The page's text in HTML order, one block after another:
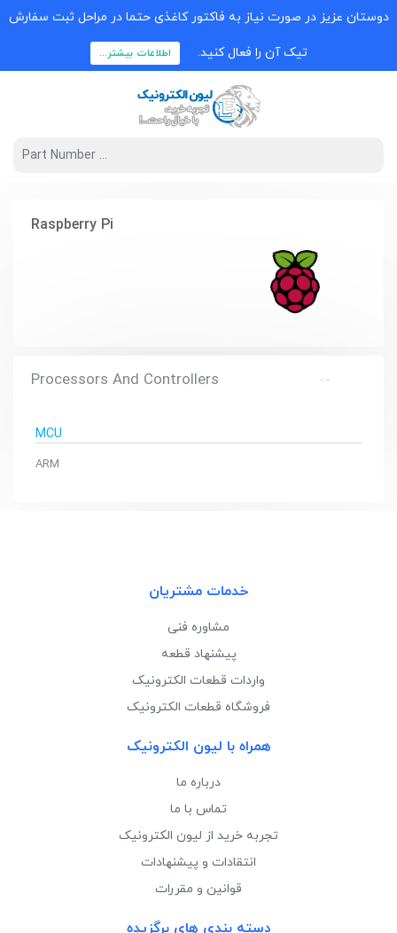
دوستان عزیز در صورت نیاز به فاکتور کاغذی حتما در مراحل ثبت سفارش
تیک آن را فعال کنید. اطلاعات بیشتر...
Raspberry Pi
Processors And Controllers
MCU
ARM
خدمات مشتریان
مشاوره فنی
پیشنهاد قطعه
واردات قطعات الکترونیک
فروشگاه قطعات الکترونیک
همراه با لیون الکترونیک
درباره ما
تماس با ما
تجربه خرید از لیون الکترونیک
انتقادات و پیشنهادات
قوانین و مقررات
دسته بندی های برگزیده